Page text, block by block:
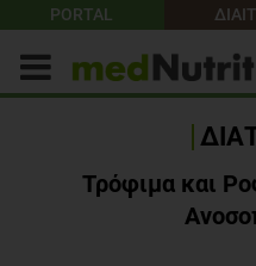
PORTAL
Τρόφιμα και